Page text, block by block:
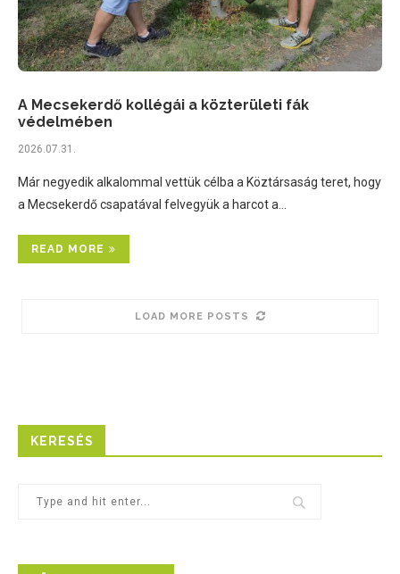
A Mecsekerdő kollégái a közterületi fák
védelmében
2026.07.31.
Már negyedik alkalommal vettük célba a Köztársaság teret, hogy
a Mecsekerdő csapatával felvegyük a harcot a…
READ MORE
LOAD MORE POSTS
KERESÉS